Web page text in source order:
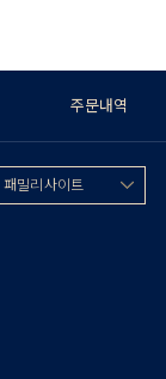
주문내역
패밀리 사이트